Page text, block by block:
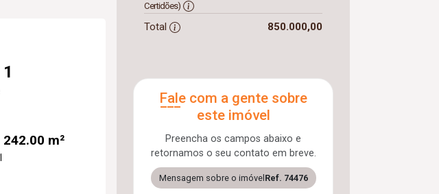
1
242.00 m²
Certidões)
Total 850.000,00
Fale com a gente sobre
este imóvel
Preencha os campos abaixo e
retornamos o seu contato em breve.
Mensagem sobre o imóvel Ref. 74476